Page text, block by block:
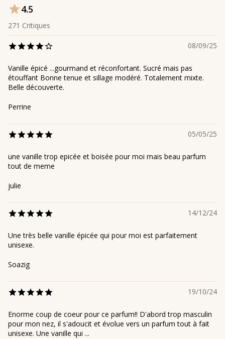
4.5
271 Critiques
08/09/25
Vanille épicé ...gourmand et réconfortant. Sucré mais pas
étouffant Bonne tenue et sillage modéré. Totalement mixte.
Belle découverte.
Perrine
05/05/25
une vanille trop epicée et boisée pour moi mais beau parfum
tout de meme
julie
14/12/24
Une très belle vanille épicée qui pour moi est parfaitement
unisexe.
Soazig
19/10/24
Enorme coup de coeur pour ce parfum!! D'abord trop masculin
pour mon nez, il s'adoucit et évolue vers un parfum tout à fait
unisexe. Une vanille qui ...